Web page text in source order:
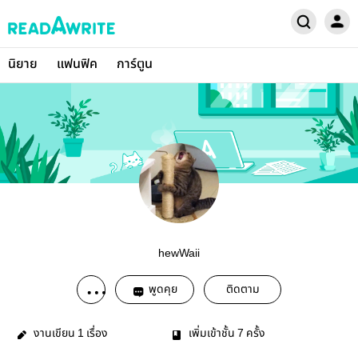
นิยาย แฟนฟิค การ์ตูน
hewWaii
พูดคุย ติดตาม
งานเขียน 1 เรื่อง เพิ่มเข้าชั้น 7 ครั้ง